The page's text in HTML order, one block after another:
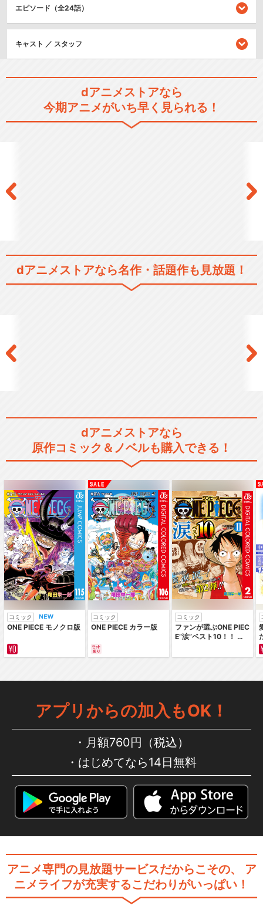
ドラマ/青春
閉じる
エピソード（全24話）
キャスト ／ スタッフ
dアニメストアなら
今期アニメがいち早く見られる！
dアニメストアなら名作・話題作も見放題！
dアニメストアなら
原作コミック＆ノベルも購入できる！
コミック
ONE PIECE モノクロ版
コミック
ONE PIECE カラー版
コミック
ファンが選ぶONE PIEC
E“涙”ベスト10！！ ～
編～ カラー版
アプリからの加入もOK！
月額760円（税込）
はじめてなら14日無料
アニメ専門の見放題サービスだからこその、
ア
ニメライフが充実するこだわりがいっぱい！